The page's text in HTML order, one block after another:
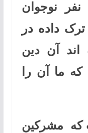
نوجوان
داده در
آن دین
ما آن را
که مشرکین